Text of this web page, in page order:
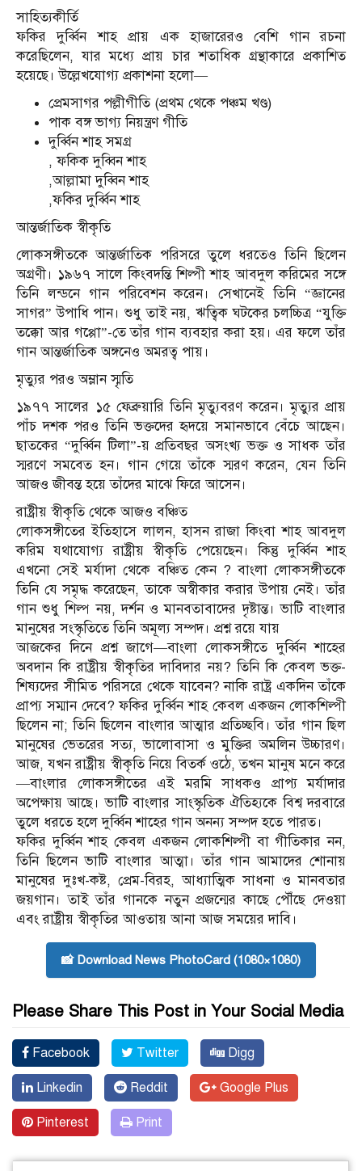
সাহিত্যকীর্তি
ফকির দুর্ব্বিন শাহ প্রায় এক হাজারেরও বেশি গান রচনা
করেছিলেন, যার মধ্যে প্রায় চার শতাধিক গ্রন্থাকারে প্রকাশিত
হয়েছে। উল্লেখযোগ্য প্রকাশনা হলো—
প্রেমসাগর পল্লীগীতি (প্রথম থেকে পঞ্চম খণ্ড)
পাক বঙ্গ ভাগ্য নিয়ন্ত্রণ গীতি
দুর্ব্বিন শাহ সমগ্র
, ফ‌কিক দু‌ব্বিন শাহ
,আল্লামা দু‌ব্বিন শাহ
,ফকির দু‌র্ব্বিন শাহ
আন্তর্জাতিক স্বীকৃতি
লোকসঙ্গীতকে আন্তর্জাতিক পরিসরে তুলে ধরতেও তিনি ছিলেন
অগ্রণী। ১৯৬৭ সালে কিংবদন্তি শিল্পী শাহ আবদুল করিমের সঙ্গে
তিনি লন্ডনে গান পরিবেশন করেন। সেখানেই তিনি “জ্ঞানের
সাগর” উপাধি পান। শুধু তাই নয়, ঋত্বিক ঘটকের চলচ্চিত্র “যুক্তি
তক্কো আর গপ্পো”-তে তাঁর গান ব্যবহার করা হয়। এর ফলে তাঁর
গান আন্তর্জাতিক অঙ্গনেও অমরত্ব পায়।
মৃত্যুর পরও অম্লান স্মৃতি
১৯৭৭ সালের ১৫ ফেব্রুয়ারি তিনি মৃত্যুবরণ করেন। মৃত্যুর প্রায়
পাঁচ দশক পরও তিনি ভক্তদের হৃদয়ে সমানভাবে বেঁচে আছেন।
ছাতকের “দুর্ব্বিন টিলা”-য় প্রতিবছর অসংখ্য ভক্ত ও সাধক তাঁর
স্মরণে সমবেত হন। গান গেয়ে তাঁকে স্মরণ করেন, যেন তিনি
আজও জীবন্ত হয়ে তাঁদের মাঝে ফিরে আসেন।
রাষ্ট্রীয় স্বীকৃতি থেকে আজও বঞ্চিত
লোকসঙ্গীতের ইতিহাসে লালন, হাসন রাজা কিংবা শাহ আবদুল
করিম যথাযোগ্য রাষ্ট্রীয় স্বীকৃতি পেয়েছেন। কিন্তু দুর্ব্বিন শাহ
এখনো সেই মর্যাদা থেকে বঞ্চিত কেন ? বাংলা লোকসঙ্গীতকে
তিনি যে সমৃদ্ধ করেছেন, তাকে অস্বীকার করার উপায় নেই। তাঁর
গান শুধু শিল্প নয়, দর্শন ও মানবতাবাদের দৃষ্টান্ত। ভাটি বাংলার
মানুষের সংস্কৃতিতে তিনি অমূল্য সম্পদ। প্রশ্ন রয়ে যায়
আজকের দিনে প্রশ্ন জাগে—বাংলা লোকসঙ্গীতে দুর্ব্বিন শাহের
অবদান কি রাষ্ট্রীয় স্বীকৃতির দাবিদার নয়? তিনি কি কেবল ভক্ত-
শিষ্যদের সীমিত পরিসরে থেকে যাবেন? নাকি রাষ্ট্র একদিন তাঁকে
প্রাপ্য সম্মান দেবে? ফকির দুর্ব্বিন শাহ কেবল একজন লোকশিল্পী
ছিলেন না; তিনি ছিলেন বাংলার আত্মার প্রতিচ্ছবি। তাঁর গান ছিল
মানুষের ভেতরের সত্য, ভালোবাসা ও মুক্তির অমলিন উচ্চারণ।
আজ, যখন রাষ্ট্রীয় স্বীকৃতি নিয়ে বিতর্ক ওঠে, তখন মানুষ মনে করে
—বাংলার লোকসঙ্গীতের এই মরমি সাধকও প্রাপ্য মর্যাদার
অপেক্ষায় আছে। ভাটি বাংলার সাংস্কৃতিক ঐতিহ্যকে বিশ্ব দরবারে
তুলে ধরতে হলে দুর্ব্বিন শাহের গান অনন্য সম্পদ হতে পারত।
ফকির দুর্ব্বিন শাহ কেবল একজন লোকশিল্পী বা গীতিকার নন,
তিনি ছিলেন ভাটি বাংলার আত্মা। তাঁর গান আমাদের শোনায়
মানুষের দুঃখ-কষ্ট, প্রেম-বিরহ, আধ্যাত্মিক সাধনা ও মানবতার
জয়গান। তাই তাঁর গানকে নতুন প্রজন্মের কাছে পৌঁছে দেওয়া
এবং রাষ্ট্রীয় স্বীকৃতির আওতায় আনা আজ সময়ের দাবি।
📸 Download News PhotoCard (1080×1080)
Please Share This Post in Your Social Media
Facebook Twitter Digg
Linkedin Reddit Google Plus
Pinterest Print